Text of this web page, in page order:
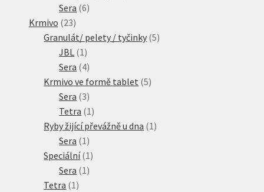
Sera 66
Krmivo 2323
produktů
Granulát/ pelety / tyčinky 55
JBL 11
produkt
Sera 44
produkty
Krmivo ve formě tablet 55
Sera 33
produkty
Tetra 11
produkt
Ryby žijící převážně u dna 11
Sera 11
produkt
Speciální 11
Sera 11
Tetra 11